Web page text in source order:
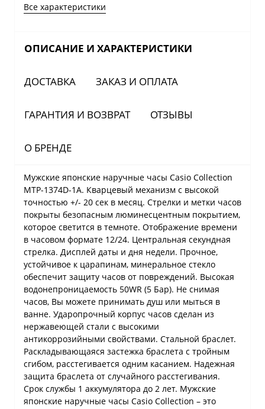
Все характеристики
ОПИСАНИЕ И ХАРАКТЕРИСТИКИ
ДОСТАВКА ЗАКАЗ И ОПЛАТА
ГАРАНТИЯ И ВОЗВРАТ ОТЗЫВЫ
О БРЕНДЕ
Мужские японские наручные часы Casio Collection
MTP-1374D-1A. Кварцевый механизм с высокой
точностью +/- 20 сек в месяц. Стрелки и метки часов
покрыты безопасным люминесцентным покрытием,
которое светится в темноте. Отображение времени
в часовом формате 12/24. Центральная секундная
стрелка. Дисплей даты и дня недели. Прочное,
устойчивое к царапинам, минеральное стекло
обеспечит защиту часов от повреждений. Высокая
водонепроницаемость 50WR (5 Бар). Не снимая
часов, Вы можете принимать душ или мыться в
ванне. Ударопрочный корпус часов сделан из
нержавеющей стали с высокими
антикоррозийными свойствами. Стальной браслет.
Раскладывающаяся застежка браслета с тройным
сгибом, расстегивается одним касанием. Надежная
защита браслета от случайного расстегивания.
Срок службы 1 аккумулятора до 2 лет. Мужские
японские наручные часы Casio Collection – это